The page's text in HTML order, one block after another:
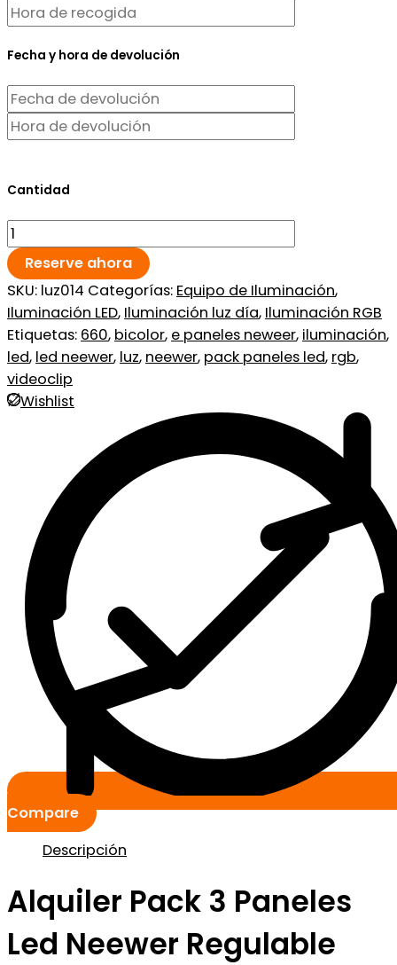
Fecha y hora de devolución
Cantidad
Reserve ahora
SKU: luz014 Categorías: Equipo de Iluminación,
Iluminación LED, Iluminación luz día, Iluminación RGB
Etiquetas: 660, bicolor, e paneles neweer, iluminación,
led, led neewer, luz, neewer, pack paneles led, rgb,
videoclip
Wishlist
Compare
Descripción
Alquiler Pack 3 Paneles
Led Neewer Regulable